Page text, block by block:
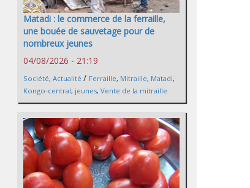
Matadi : le commerce de la ferraille,
une bouée de sauvetage pour de
nombreux jeunes
04/08/2026 - 21:19
Société, Actualité / Ferraille, Mitraille, Matadi,
Kongo-central, jeunes, Vente de la mitraille